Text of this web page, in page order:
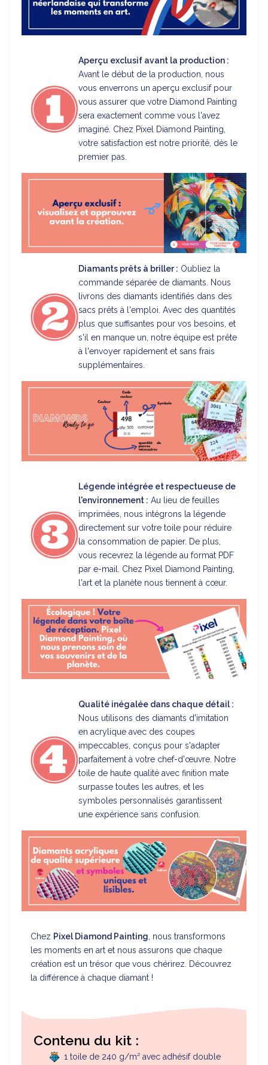
Aperçu exclusif avant la production :
Avant le début de la production, nous
vous enverrons un aperçu exclusif pour
vous assurer que votre Diamond Painting
sera exactement comme vous l'avez
imaginé. Chez Pixel Diamond Painting,
votre satisfaction est notre priorité, dès le
premier pas.
Diamants prêts à briller : Oubliez la
commande séparée de diamants. Nous
livrons des diamants identifiés dans des
sacs prêts à l'emploi. Avec des quantités
plus que suffisantes pour vos besoins, et
s'il en manque un, notre équipe est prête
à l'envoyer rapidement et sans frais
supplémentaires.
Légende intégrée et respectueuse de
l'environnement : Au lieu de feuilles
imprimées, nous intégrons la légende
directement sur votre toile pour réduire
la consommation de papier. De plus,
vous recevrez la légende au format PDF
par e-mail. Chez Pixel Diamond Painting,
l'art et la planète nous tiennent à cœur.
Qualité inégalée dans chaque détail :
Nous utilisons des diamants d'imitation
en acrylique avec des coupes
impeccables, conçus pour s'adapter
parfaitement à votre chef-d'œuvre. Notre
toile de haute qualité avec finition mate
surpasse toutes les autres, et les
symboles personnalisés garantissent
une expérience sans confusion.
Chez Pixel Diamond Painting , nous transformons
les moments en art et nous assurons que chaque
création est un trésor que vous chérirez. Découvrez
la différence à chaque diamant !
Contenu du kit :
1 toile de 240 g/m² avec adhésif double